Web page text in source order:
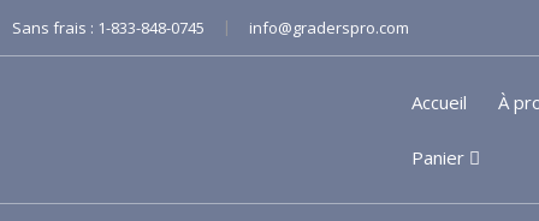
Sans frais : 1-833-848-0745 | info@graderspro.com
Accueil À
Panier